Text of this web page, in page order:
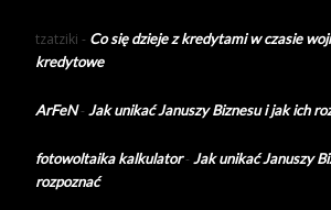
tzatziki - Co się dzieje z kredytami w czasie
kredytowe
ArFeN- Jak unikać Januszy Biznesu i jak ich
fotowoltaika kalkulator- Jak unikać Januszy
rozpoznać